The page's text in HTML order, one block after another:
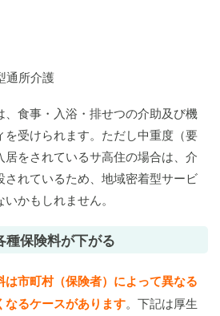
通所介護
食事・入浴・排せつの介助及び機
受けられます。ただし中重度（要
をされているサ高住の場合は、介
れているため、地域密着型サービ
かもしれません。
種保険料が下がる
市町村（保険者）によって異なる
なるケースがあります。下記は厚生